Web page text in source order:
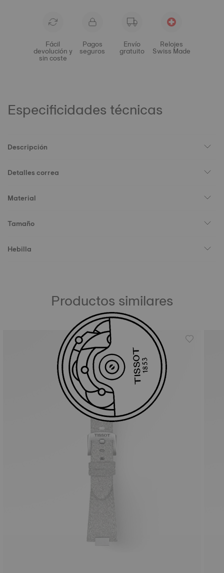
Fácil
devolución y
sin coste
Pagos
seguros
Envío
gratuito
Relojes
Swiss Made
Especificidades técnicas
Descripción
Detalles correa
Material
Tamaño
Hebilla
Productos similares